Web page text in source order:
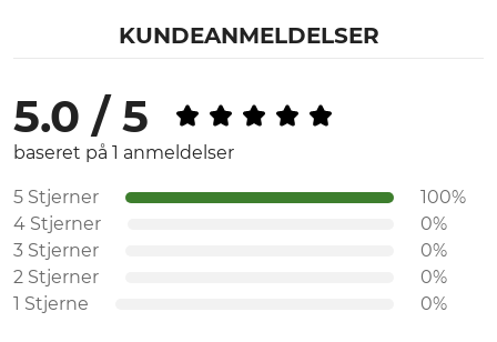
KUNDEANMELDELSER
5.0 / 5
baseret på 1 anmeldelser
5 Stjerner
100%
4 Stjerner
0%
3 Stjerner
0%
2 Stjerner
0%
1 Stjerne
0%